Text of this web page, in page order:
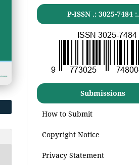
P-ISSN .: 3025-7484:.
Submissions
How to Submit
Copyright Notice
Privacy Statement